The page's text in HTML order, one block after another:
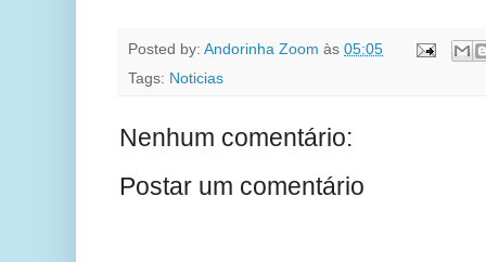
Posted by: Andorinha Zoom às 05:05
Tags: Noticias
Nenhum comentário:
Postar um comentário